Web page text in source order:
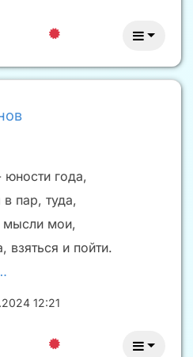
года,
пар, туда,
мысли мои,
и пойти.
12:21